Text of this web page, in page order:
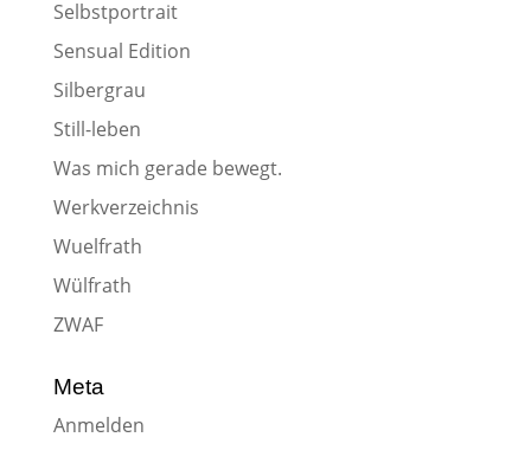
Selbstportrait
Sensual Edition
Silbergrau
Still-leben
Was mich gerade bewegt.
Werkverzeichnis
Wuelfrath
Wülfrath
ZWAF
Meta
Anmelden